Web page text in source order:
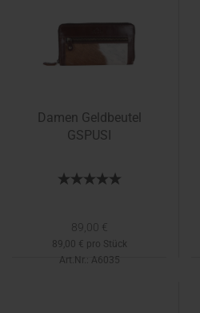
Damen Geldbeutel
GSPUSI
89,00 €
89,00 € pro Stück
Art.Nr.: A6035